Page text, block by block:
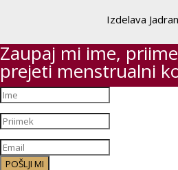
Izdelava
Zaupaj mi ime,
prejeti menstrualni
POŠLJI MI